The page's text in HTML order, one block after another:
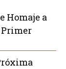
Homaje a
Primer